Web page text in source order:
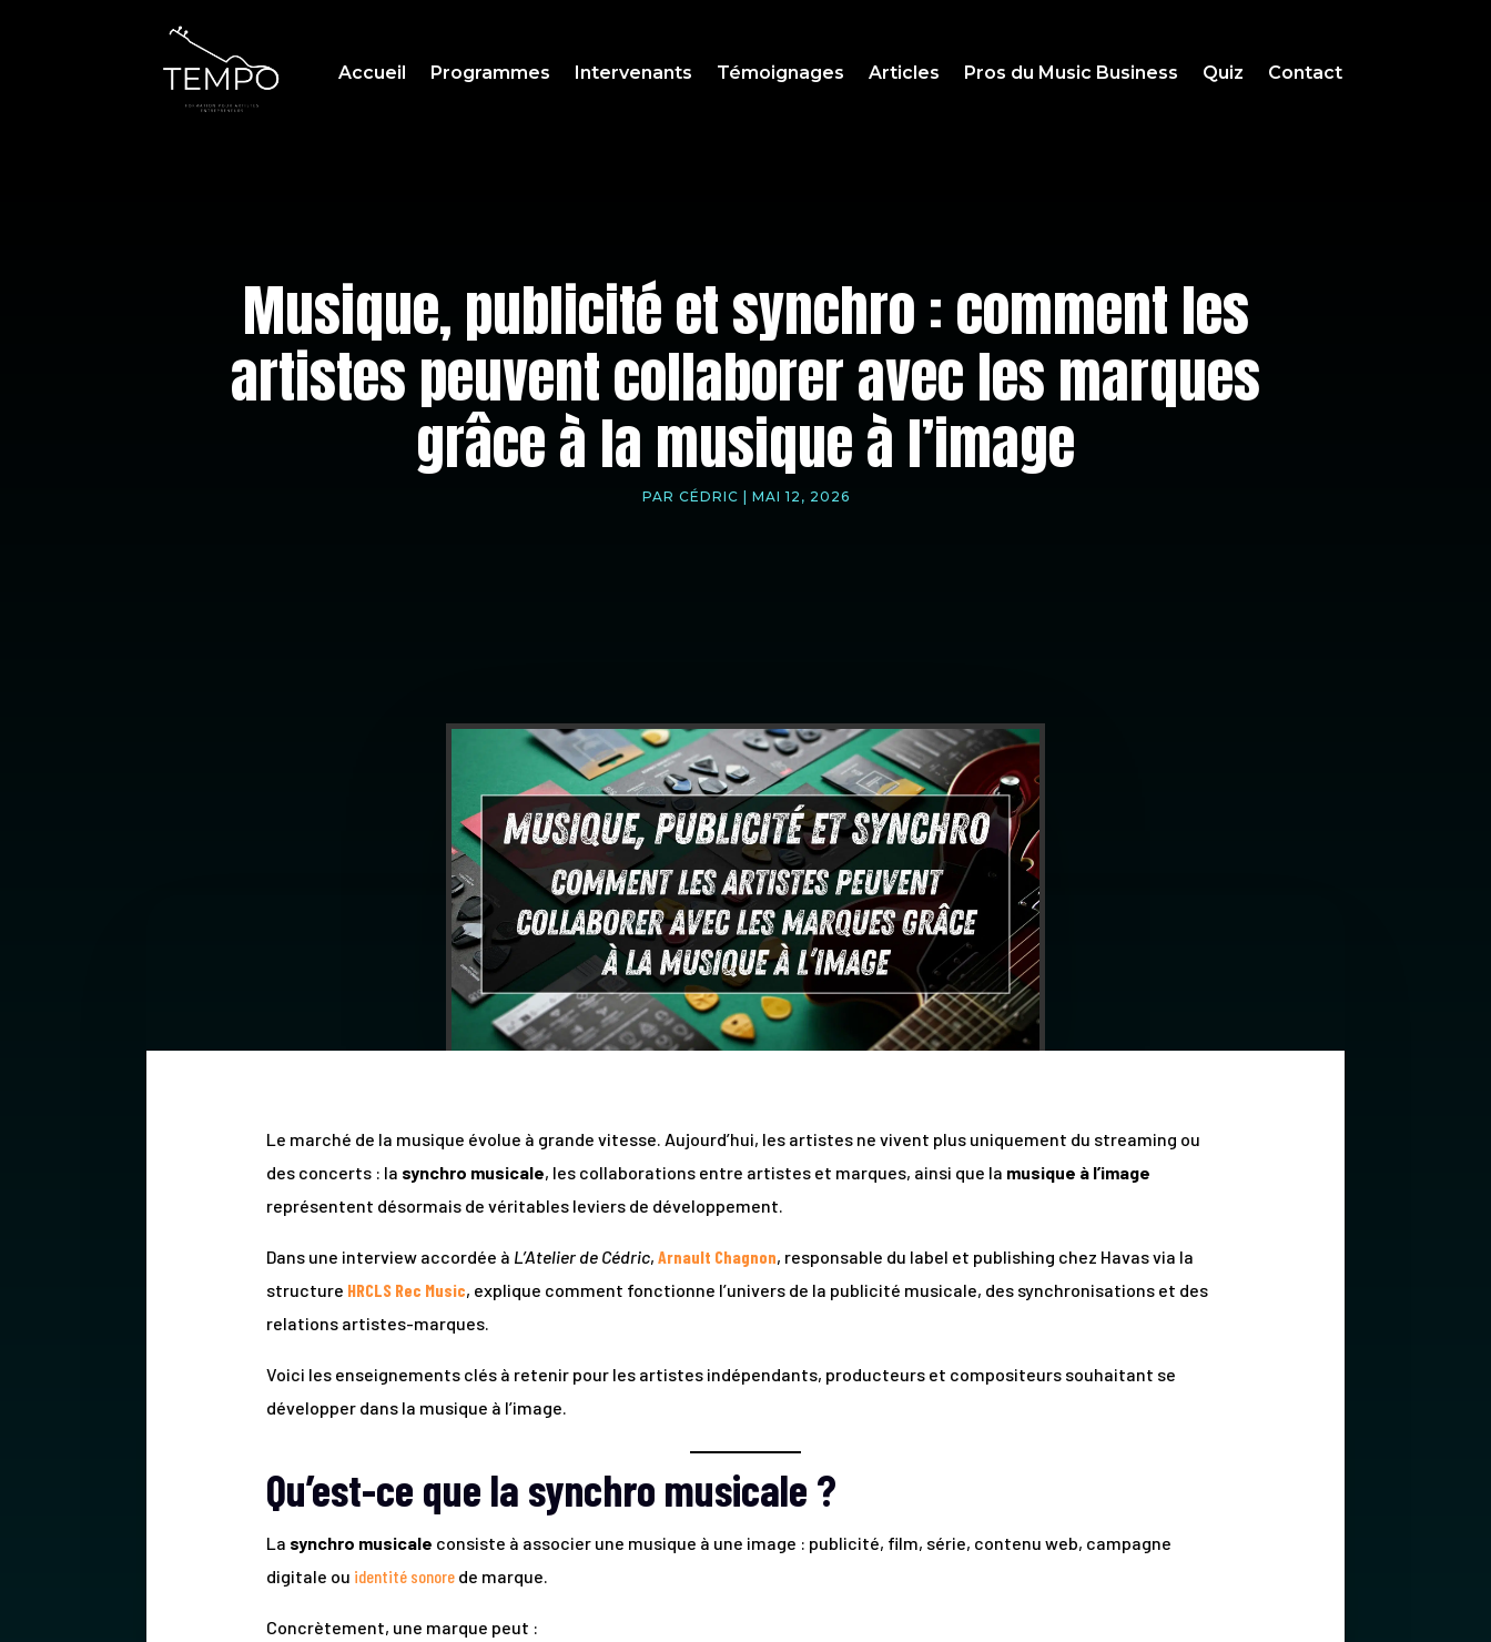
Accueil Programmes Intervenants Témoignages Articles Pros du Music Business Quiz Contact
Musique, publicité et synchro : comment les
artistes peuvent collaborer avec les marques
grâce à la musique à l’image
PAR CÉDRIC MAI 12, 2026
Le marché de la musique évolue à grande vitesse. Aujourd’hui, les artistes ne vivent plus uniquement du streaming ou
des concerts : la synchro musicale, les collaborations entre artistes et marques, ainsi que la musique à l’image
représentent désormais de véritables leviers de développement.
Dans une interview accordée à L’Atelier de Cédric, Arnault Chagnon, responsable du label et publishing chez Havas via la
structure HRCLS Rec Music, explique comment fonctionne l’univers de la publicité musicale, des synchronisations et des
relations artistes-marques.
Voici les enseignements clés à retenir pour les artistes indépendants, producteurs et compositeurs souhaitant se
développer dans la musique à l’image.
Qu’est-ce que la synchro musicale ?
La synchro musicale consiste à associer une musique à une image : publicité, film, série, contenu web, campagne
digitale ou identité sonore de marque.
Concrètement, une marque peut :